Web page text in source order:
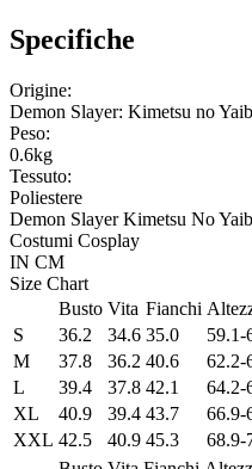
Specifiche
Origine:
Demon Slayer: Kimetsu no
Peso:
0.6kg
Tessuto:
Poliestere
Demon Slayer Kimetsu No
Costumi Cosplay
IN CM
Size Chart
Busto Vita Fianchi
S
36.2 34.6 35.0
59.1-
M
37.8 36.2 40.6
62.2-
L
39.4 37.8 42.1
64.2-
XL
40.9 39.4 43.7
66.9-
XXL 42.5 40.9 45.3
68.9-